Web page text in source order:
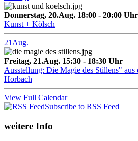
Donnerstag, 20.Aug. 18:00 - 20:00 Uhr
Kunst + Kölsch
21 Aug.
Freitag, 21.Aug. 15:30 - 18:30 Uhr
Ausstellung: Die Magie des Stillens" aus
Horbach
View Full Calendar
Subscribe to RSS Feed
weitere Info